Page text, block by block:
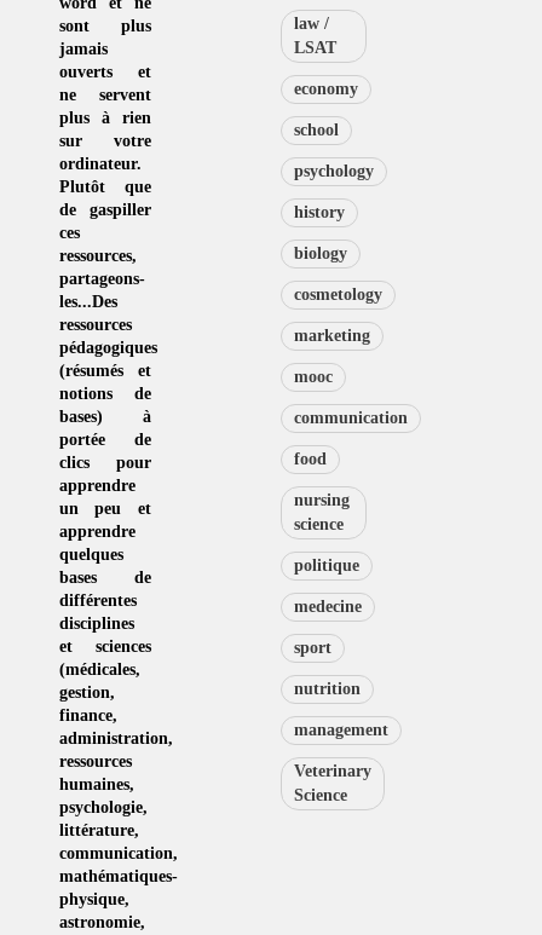
sont plus
jamais
ouverts et
ne servent
plus à rien
sur votre
ordinateur.
Plutôt que
de gaspiller
ces
ressources,
partageons-
les...Des
ressources
pédagogiques
(résumés et
notions de
bases) à
portée de
clics pour
apprendre
un peu et
apprendre
quelques
bases de
différentes
disciplines
et sciences
(médicales,
gestion,
finance,
administration,
ressources
humaines,
psychologie,
littérature,
communication,
mathématiques-
physique,
astronomie,
law /
LSAT
economy
school
psychology
history
biology
cosmetology
marketing
mooc
communication
food
nursing
science
politique
medecine
sport
nutrition
management
Veterinary
Science